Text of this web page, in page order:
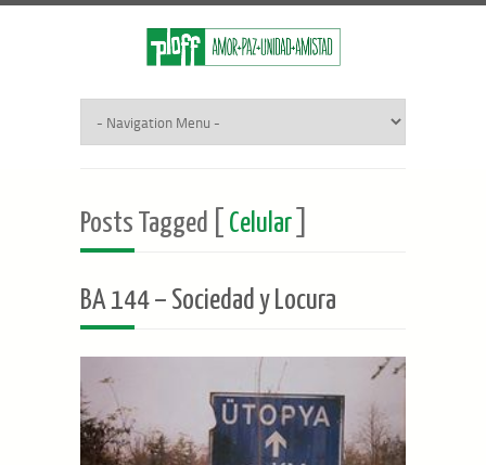
Posts Tagged [ Celular
BA 144 – Sociedad y Locura